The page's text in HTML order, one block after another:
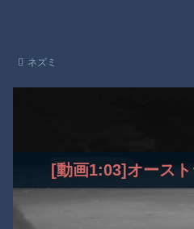
ネズミ
[動画1:03]オース